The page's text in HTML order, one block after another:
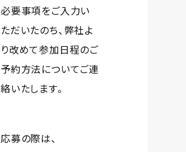
必要事項をご入力い
ただいたのち、弊社よ
り改めて参加日程のご
予約方法についてご連
絡いたします。
応募の際は、